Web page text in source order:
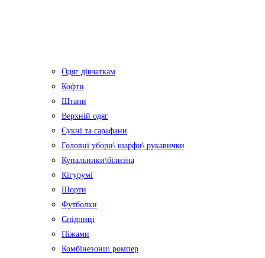
Одяг дівчаткам
Кофти
Штани
Верхній одяг
Сукні та сарафани
Головні убори\ шарфи\ рукавички
Купальники\білизна
Кігурумі
Шорти
Футболки
Спідниці
Піжами
Комбінезони\ ромпер